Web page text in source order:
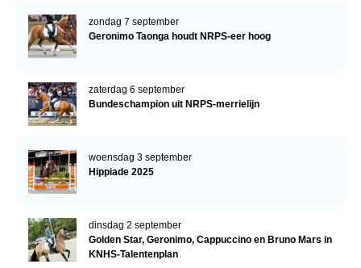
zondag 7 september
Geronimo Taonga houdt NRPS-eer hoog
zaterdag 6 september
Bundeschampion uit NRPS-merrielijn
woensdag 3 september
Hippiade 2025
dinsdag 2 september
Golden Star, Geronimo, Cappuccino en Bruno Mars in
KNHS-Talentenplan